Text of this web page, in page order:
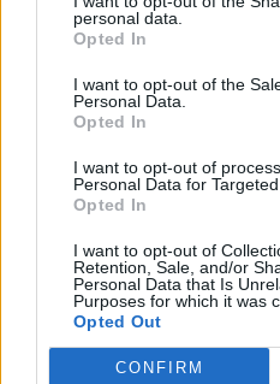
personal data.
Opted In
I want to opt-out of the
Personal Data.
Opted In
I want to opt-out of
Personal Data for Targeted
Opted In
I want to opt-out of
Retention, Sale, and/or
Personal Data that Is
Purposes for which it was
Opted Out
CONFIRM
Vakarų Lietuvoje, kur
atneša tiek naujienas, tiek
žurnalistika yra mūsų
kuris rodo kryptį, net jei
horizontą.